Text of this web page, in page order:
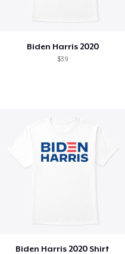
Biden Harris 2020
$39
Biden Harris 2020 Shirt